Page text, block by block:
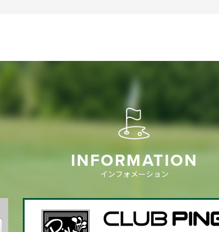
INFORMATION
インフォメーション